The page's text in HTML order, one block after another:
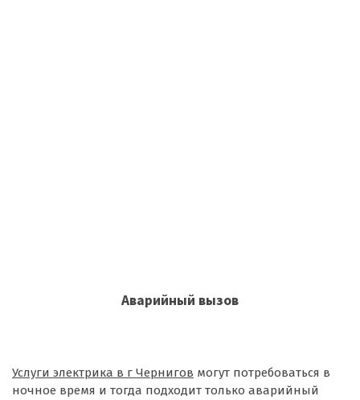
Аварийный вызов
Услуги электрика в г Чернигов могут потребоваться в
ночное время и тогда подходит только аварийный